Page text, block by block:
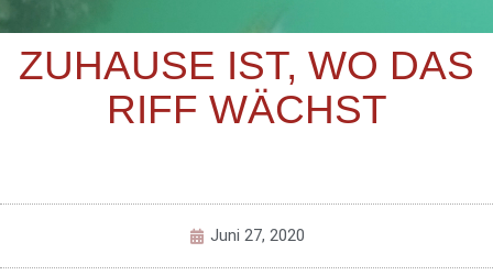
ZUHAUSE IST, WO DAS
RIFF WÄCHST
Juni 27, 2020